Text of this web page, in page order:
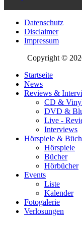
Datenschutz
Disclaimer
Impressum
Copyright ©
Startseite
News
Reviews &
CD &
DVD &
Live -
Interviews
Hörspiele &
Hörspiele
Bücher
Hörbücher
Events
Liste
Kalender
Fotogalerie
Verlosungen